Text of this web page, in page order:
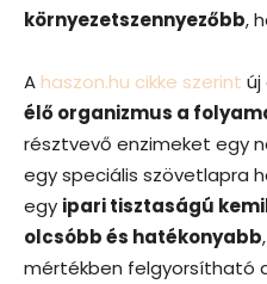
környezetszennyezőbb,
A haszon.hu cikke szerint új
élő organizmus a
résztvevő enzimeket egy
egy speciális szövetlapra
egy ipari tisztaságú
olcsóbb és hatékonyabb
mértékben felgyorsítható